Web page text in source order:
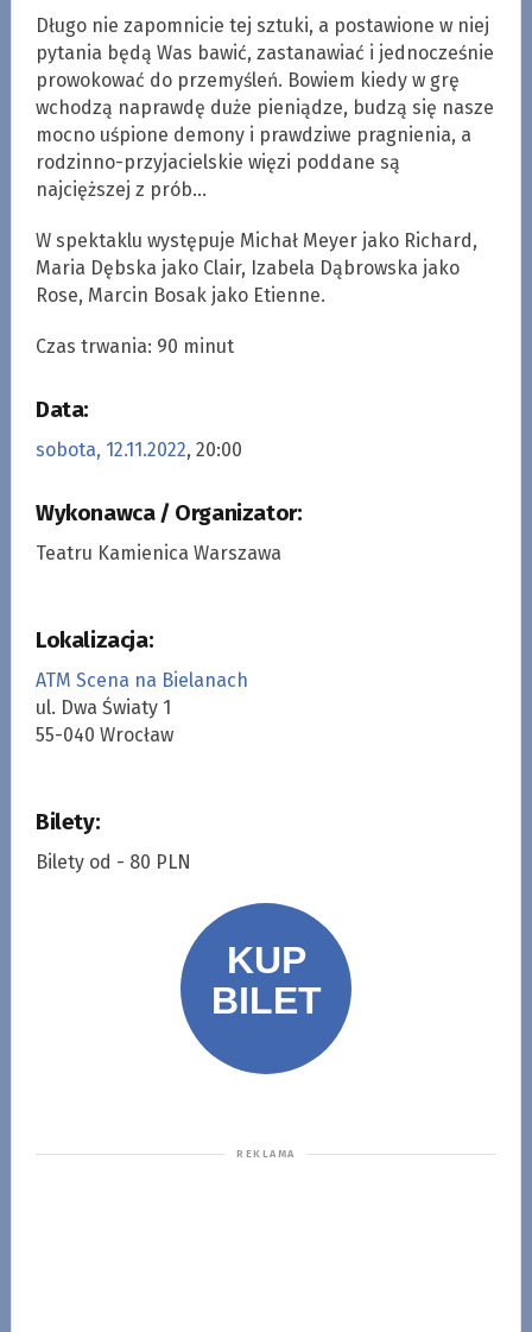
Długo nie zapomnicie tej sztuki, a postawione w niej
pytania będą Was bawić, zastanawiać i jednocześnie
prowokować do przemyśleń. Bowiem kiedy w grę
wchodzą naprawdę duże pieniądze, budzą się nasze
mocno uśpione demony i prawdziwe pragnienia, a
rodzinno-przyjacielskie więzi poddane są
najcięższej z prób…
W spektaklu występuje Michał Meyer jako Richard,
Maria Dębska jako Clair, Izabela Dąbrowska jako
Rose, Marcin Bosak jako Etienne.
Czas trwania: 90 minut
Data:
sobota, 12.11.2022, 20:00
Wykonawca / Organizator:
Teatru Kamienica Warszawa
Lokalizacja:
ATM Scena na Bielanach
ul. Dwa Światy 1
55-040 Wrocław
Bilety:
Bilety od - 80 PLN